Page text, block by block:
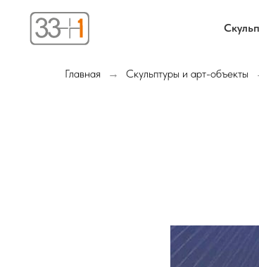
Главная → Скульптуры и арт-объекты